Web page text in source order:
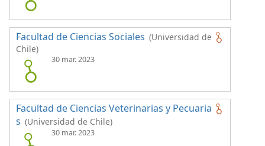
Facultad de Ciencias Sociales (Universidad de
Chile)
30 mar. 2023
Facultad de Ciencias Veterinarias y Pecuaria
s (Universidad de Chile)
30 mar. 2023